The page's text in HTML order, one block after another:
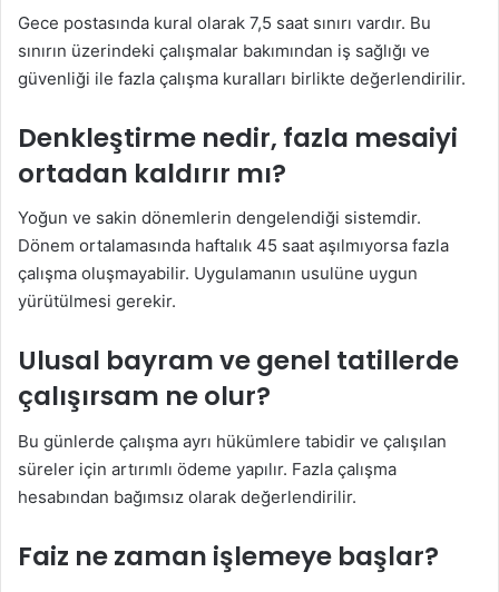
Gece postasında kural olarak 7,5 saat sınırı vardır. Bu
sınırın üzerindeki çalışmalar bakımından iş sağlığı ve
güvenliği ile fazla çalışma kuralları birlikte değerlendirilir.
Denkleştirme nedir, fazla mesaiyi
ortadan kaldırır mı?
Yoğun ve sakin dönemlerin dengelendiği sistemdir.
Dönem ortalamasında haftalık 45 saat aşılmıyorsa fazla
çalışma oluşmayabilir. Uygulamanın usulüne uygun
yürütülmesi gerekir.
Ulusal bayram ve genel tatillerde
çalışırsam ne olur?
Bu günlerde çalışma ayrı hükümlere tabidir ve çalışılan
süreler için artırımlı ödeme yapılır. Fazla çalışma
hesabından bağımsız olarak değerlendirilir.
Faiz ne zaman işlemeye başlar?